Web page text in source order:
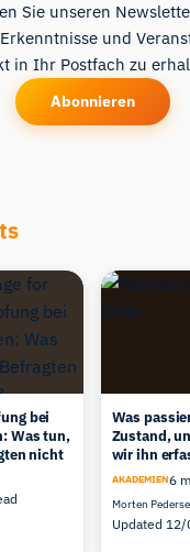
Sie unseren
und
in Ihr Postfach zu
Abonnieren
bei
Was tun,
nicht
Was
Zustand,
wir ihn
AKADEMIEN6
Morten
Updated